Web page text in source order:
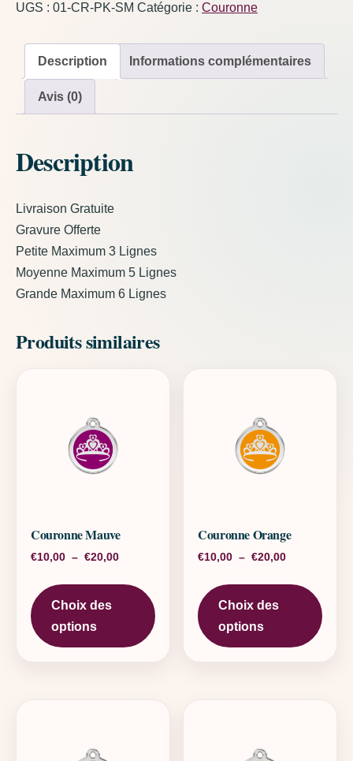
UGS : 01-CR-PK-SM Catégorie : Couronne
Description Informations complémentaires
Avis (0)
Description
Livraison Gratuite
Gravure Offerte
Petite Maximum 3 Lignes
Moyenne Maximum 5 Lignes
Grande Maximum 6 Lignes
Produits similaires
Couronne Mauve
€10,00 – €20,00Plage de prix : €10,00 à €20,00
Choix des
options
Ce produit a plusieurs variations.
Couronne Orange
€10,00 – €20,00Plage de
Choix des
options